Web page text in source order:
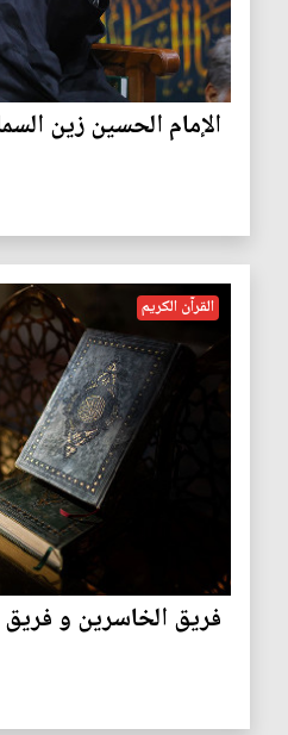
الإمام الحسين زين
القرآن الكريم
فريق الخاسرين و فريق